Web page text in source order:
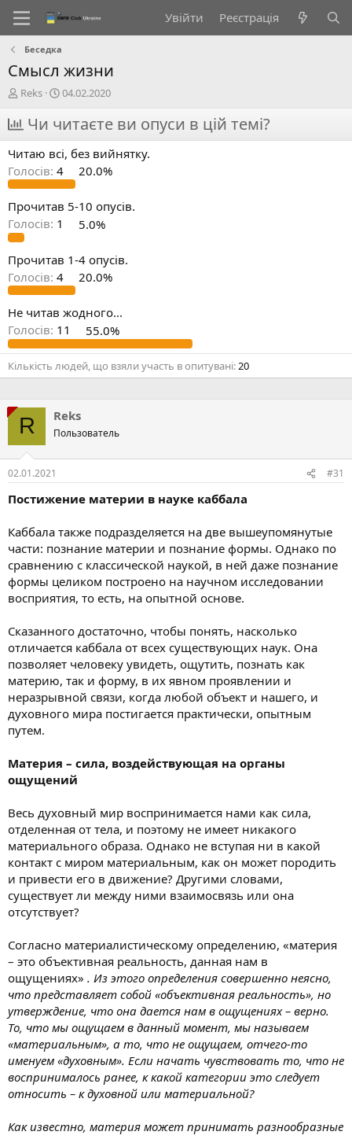
Увійти Реєстрація
Беседка
Смысл жизни
А
т
о
р
т
е
м
и
Reks
Д
т
а
с
т
в
о
р
я
04.02.2020
Чи читаєте ви опуси в цій темі?
Читаю всі, без вийнятку.
Голосів: 4 20.0%
Прочитав 5-10 опусів.
Голосів: 1 5.0%
Прочитав 1-4 опусів.
Голосів: 4 20.0%
Не читав жодного...
Голосів: 11 55.0%
Кількість людей, що взяли участь в опитувані 20
R Reks
Пользователь
02.01.2021 #31
Постижение материи в науке каббала
Каббала также подразделяется на две вышеупомянутые
части: познание материи и познание формы. Однако по
сравнению с классической наукой, в ней даже познание
формы целиком построено на научном исследовании
восприятия, то есть, на опытной основе.
Сказанного достаточно, чтобы понять, насколько
отличается каббала от всех существующих наук. Она
позволяет человеку увидеть, ощутить, познать как
материю, так и форму, в их явном проявлении и
неразрывной связи, когда любой объект и нашего, и
духовного мира постигается практически, опытным
путем.
Материя – сила, воздействующая на органы
ощущений
Весь духовный мир воспринимается нами как сила,
отделенная от тела, и поэтому не имеет никакого
материального образа. Однако не вступая ни в какой
контакт с миром материальным, как он может породить
и привести его в движение? Другими словами,
существует ли между ними взаимосвязь или она
отсутствует?
Согласно материалистическому определению, «материя
– это объективная реальность, данная нам в
ощущениях» . Из этого определения совершенно неясно,
что представляет собой «объективная реальность», но
утверждение, что она дается нам в ощущениях – верно.
То, что мы ощущаем в данный момент, мы называем
«материальным», а то, что не ощущаем, отчего-то
именуем «духовным». Если начать чувствовать то, что не
воспринималось ранее, к какой категории это следует
относить – к духовной или материальной?
Как известно, материя может принимать разнообразные